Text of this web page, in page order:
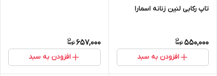
تاپ رکابی لنین زنانه اسمارا
550,000
افزودن به سبد
657,000
افزودن به سبد